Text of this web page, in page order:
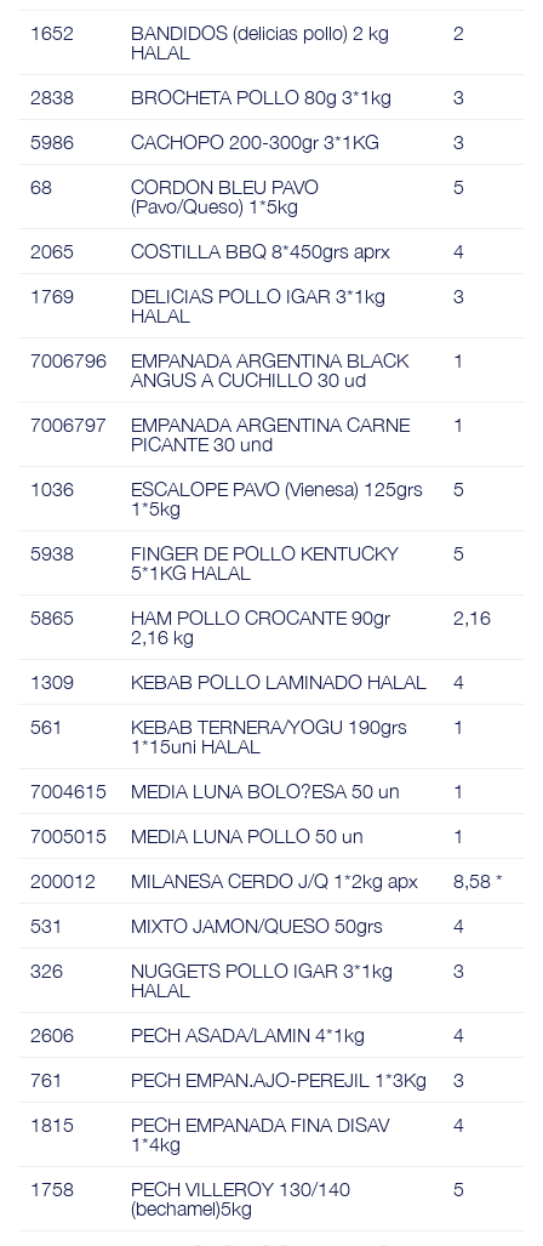
1652
BANDIDOS (delicias pollo) 2 kg
HALAL
2
2838 BROCHETA POLLO 80g 3*1kg 3
5986 CACHOPO 200-300gr 3*1KG 3
68
CORDON BLEU PAVO
(Pavo/Queso) 1*5kg
5
2065 COSTILLA BBQ 8*450grs aprx 4
1769
DELICIAS POLLO IGAR 3*1kg
HALAL
3
7006796
EMPANADA ARGENTINA BLACK
ANGUS A CUCHILLO 30 ud
1
7006797
EMPANADA ARGENTINA CARNE
PICANTE 30 und
1
1036
ESCALOPE PAVO (Vienesa) 125grs
1*5kg
5
5938
FINGER DE POLLO KENTUCKY
5*1KG HALAL
5
5865
HAM POLLO CROCANTE 90gr
2,16 kg
2,16
1309 KEBAB POLLO LAMINADO HALAL 4
561
KEBAB TERNERA/YOGU 190grs
1*15uni HALAL
1
7004615 MEDIA LUNA BOLO?ESA 50 un 1
7005015 MEDIA LUNA POLLO 50 un 1
200012 MILANESA CERDO J/Q 1*2kg apx 8,58 *
531 MIXTO JAMON/QUESO 50grs 4
326
NUGGETS POLLO IGAR 3*1kg
HALAL
3
2606 PECH ASADA/LAMIN 4*1kg 4
761 PECH EMPAN.AJO-PEREJIL 1*3Kg 3
1815
PECH EMPANADA FINA DISAV
1*4kg
4
1758
PECH VILLEROY 130/140
(bechamel)5kg
5